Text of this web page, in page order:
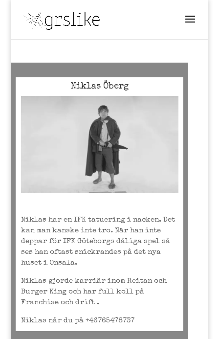
Niklas Öberg
Niklas har en IFK tatuering i nacken. Det
kan man kanske inte tro. När han inte
deppar för IFK Göteborgs dåliga spel så
ses han oftast snickrandes på det nya
huset i Onsala.
Niklas gjorde karriär inom Reitan och
Burger King och har full koll på
Franchise och drift .
Niklas når du på +46765478737